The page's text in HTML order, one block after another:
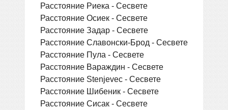
Расстояние Риека - Сесвете
Расстояние Осиек - Сесвете
Расстояние Задар - Сесвете
Расстояние Славонски-Брод - Сесвете
Расстояние Пула - Сесвете
Расстояние Вараждин - Сесвете
Расстояние Stenjevec - Сесвете
Расстояние Шибеник - Сесвете
Расстояние Сисак - Сесвете